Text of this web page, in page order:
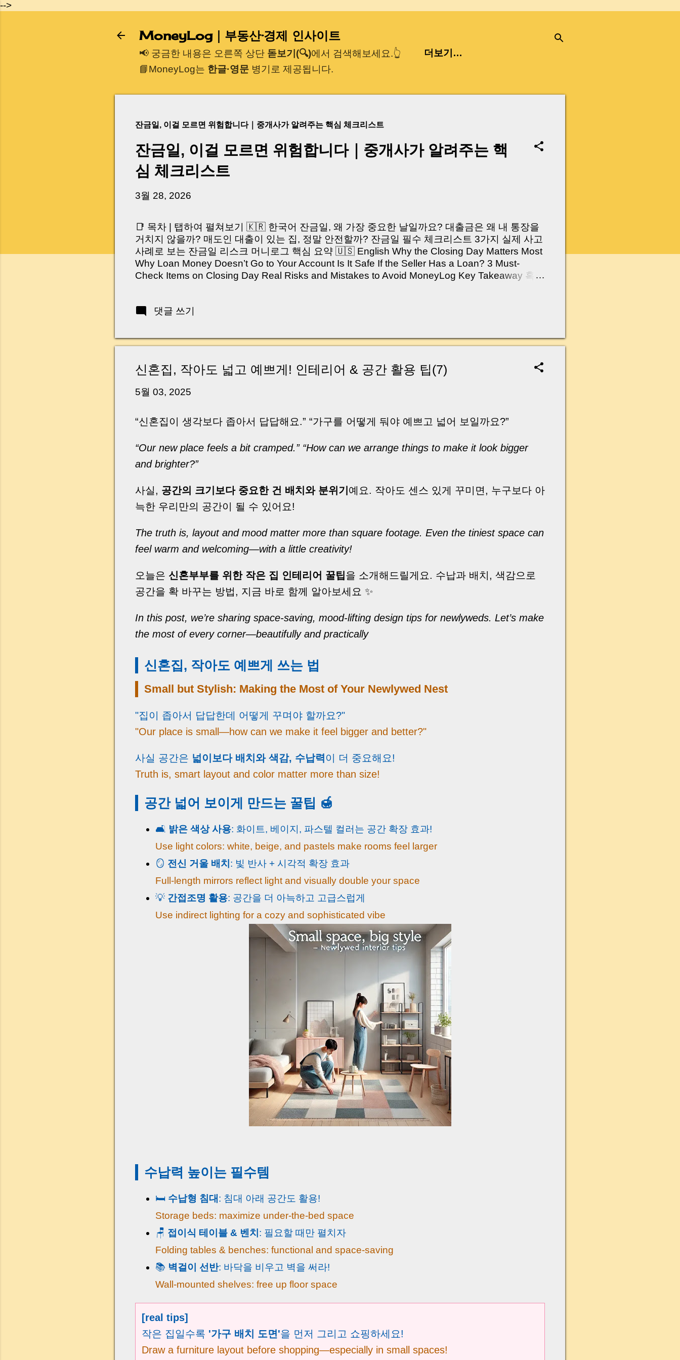
-->
기본 콘텐츠로 건너뛰기
MoneyLog｜부동산·경제 인사이트
📢 궁금한 내용은 오른쪽 상단 돋보기(🔍)에서 검색해보세요.👆
📘MoneyLog는 한글·영문 병기로 제공됩니다.
더보기…
잔금일, 이걸 모르면 위험합니다｜중개사가 알려주는 핵심 체크리스트
잔금일, 이걸 모르면 위험합니다｜중개사가 알려주는 핵
심 체크리스트
3월 28, 2026
📑 목차 | 탭하여 펼쳐보기 🇰🇷 한국어 잔금일, 왜 가장 중요한 날일까요? 대출금은 왜 내 통장을
거치지 않을까? 매도인 대출이 있는 집, 정말 안전할까? 잔금일 필수 체크리스트 3가지 실제 사고
사례로 보는 잔금일 리스크 머니로그 핵심 요약 🇺🇸 English Why the Closing Day Matters Most
Why Loan Money Doesn’t Go to Your Account Is It Safe If the Seller Has a Loan? 3 Must-
Check Items on Closing Day Real Risks and Mistakes to Avoid MoneyLog Key Takeaway 혹시
억 원이 한 번에 움직이는 가장 긴장되는 순간 입니다. 실제로 제가 중개 현장에서 겪었던 일입니
황이 있었습니다. 또 어떤 분은 이렇게 말씀하십니다. “내 대출인데 왜 내 통장으로 안 들어오죠?”
“매도인이 대출 안 갚고 도망가면 어떡하죠?” 이 모든 불안, 사실은 ‘구조’를 몰라서 생기는 걱정입
꼭 준비해야 하는지 중개 실무 기준으로 아주 쉽게 풀어드리겠습니다. 이 글 하나만 제대로 이해
Introduction (Tap to expand) Have you ever thought like this? “Closing day…...
댓글 쓰기
신혼집, 작아도 넓고 예쁘게! 인테리어 & 공간 활용 팁(7)
5월 03, 2025
“신혼집이 생각보다 좁아서 답답해요.” “가구를 어떻게 둬야 예쁘고 넓어 보일까요?”
“Our new place feels a bit cramped.” “How can we arrange things to make it look bigger
and brighter?”
사실, 공간의 크기보다 중요한 건 배치와 분위기 예요. 작아도 센스 있게 꾸미면, 누구보다 아
늑한 우리만의 공간이 될 수 있어요!
The truth is, layout and mood matter more than square footage. Even the tiniest space can
feel warm and welcoming—with a little creativity!
오늘은 신혼부부를 위한 작은 집 인테리어 꿀팁을 소개해드릴게요. 수납과 배치, 색감으로
공간을 확 바꾸는 방법, 지금 바로 함께 알아보세요 ✨
In this post, we’re sharing space-saving, mood-lifting design tips for newlyweds. Let’s make
the most of every corner—beautifully and practically
신혼집, 작아도 예쁘게 쓰는 법
Small but Stylish: Making the Most of Your Newlywed Nest
"집이 좁아서 답답한데 어떻게 꾸며야 할까요?"
"Our place is small—how can we make it feel bigger and better?"
사실 공간은 넓이보다 배치와 색감, 수납력이 더 중요해요!
Truth is, smart layout and color matter more than size!
공간 넓어 보이게 만드는 꿀팁 🍯
🛋️ 밝은 색상 사용: 화이트, 베이지, 파스텔 컬러는 공간 확장 효과!
Use light colors: white, beige, and pastels make rooms feel larger
🪞 전신 거울 배치 : 빛 반사 + 시각적 확장 효과
Full-length mirrors reflect light and visually double your space
💡 간접조명 활용: 공간을 더 아늑하고 고급스럽게
Use indirect lighting for a cozy and sophisticated vibe
수납력 높이는 필수템
🛏️ 수납형 침대 : 침대 아래 공간도 활용!
Storage beds: maximize under-the-bed space
🪑 접이식 테이블 & 벤치 : 필요할 때만 펼치자
Folding tables & benches: functional and space-saving
📚 벽걸이 선반: 바닥을 비우고 벽을 써라!
Wall-mounted shelves: free up floor space
[real tips]
작은 집일수록 '가구 배치 도면'을 먼저 그리고 쇼핑하세요!
Draw a furniture layout before shopping—especially in small spaces!